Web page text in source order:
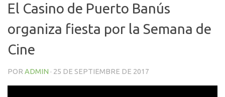
El Casino de Puerto Banús
organiza fiesta por la Semana de
Cine
POR ADMIN · 25 DE SEPTIEMBRE DE 2017